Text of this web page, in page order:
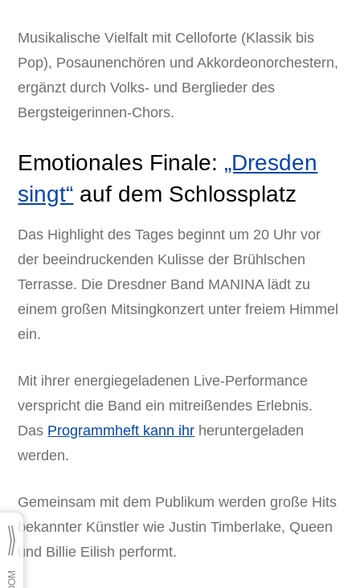
Musikalische Vielfalt mit Celloforte (Klassik bis
Pop), Posaunenchören und Akkordeonorchestern,
ergänzt durch Volks- und Berglieder des
Bergsteigerinnen-Chors.
Emotionales Finale: „Dresden
singt“ auf dem Schlossplatz
Das Highlight des Tages beginnt um 20 Uhr vor
der beeindruckenden Kulisse der Brühlschen
Terrasse. Die Dresdner Band MANINA lädt zu
einem großen Mitsingkonzert unter freiem Himmel
ein.
Mit ihrer energiegeladenen Live-Performance
verspricht die Band ein mitreißendes Erlebnis.
Das Programmheft kann ihr heruntergeladen
werden.
Gemeinsam mit dem Publikum werden große Hits
bekannter Künstler wie Justin Timberlake, Queen
und Billie Eilish performt.